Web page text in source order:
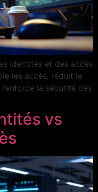
identités et des accès
les accès, réduit le
la sécurité des
vs